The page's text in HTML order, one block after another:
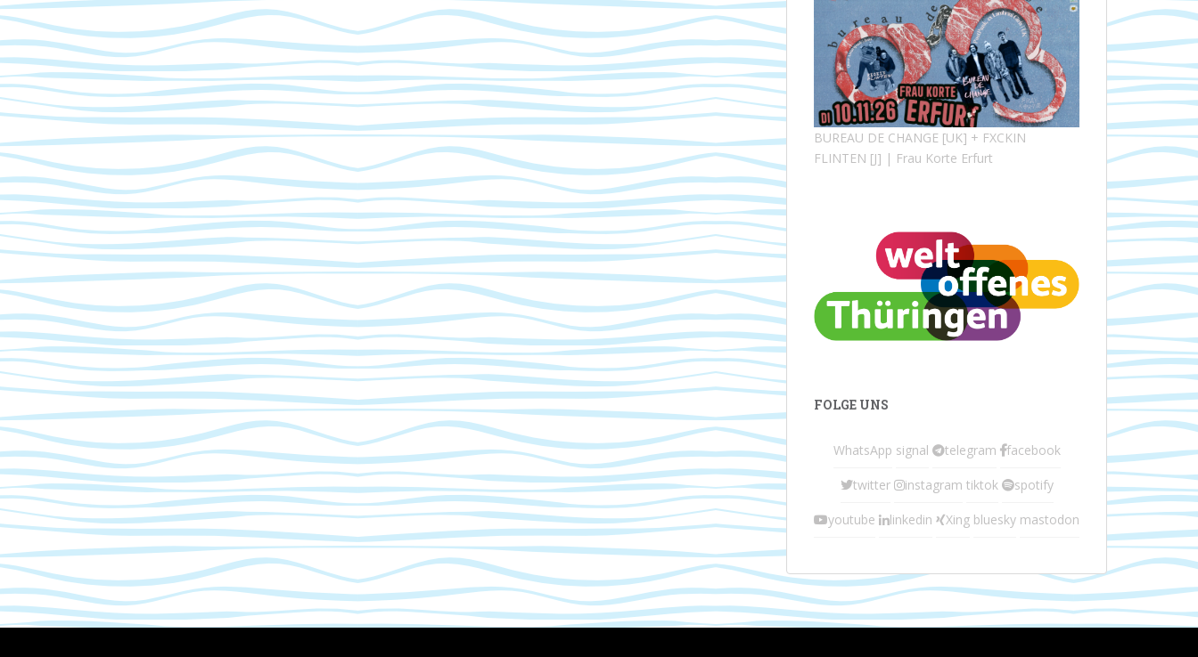
BUREAU DE CHANGE [UK] + FXCKIN
FLINTEN [J] | Frau Korte Erfurt
FOLGE UNS
WhatsApp signal telegram facebook
twitter instagram tiktok spotify
youtube linkedin Xing bluesky mastodon